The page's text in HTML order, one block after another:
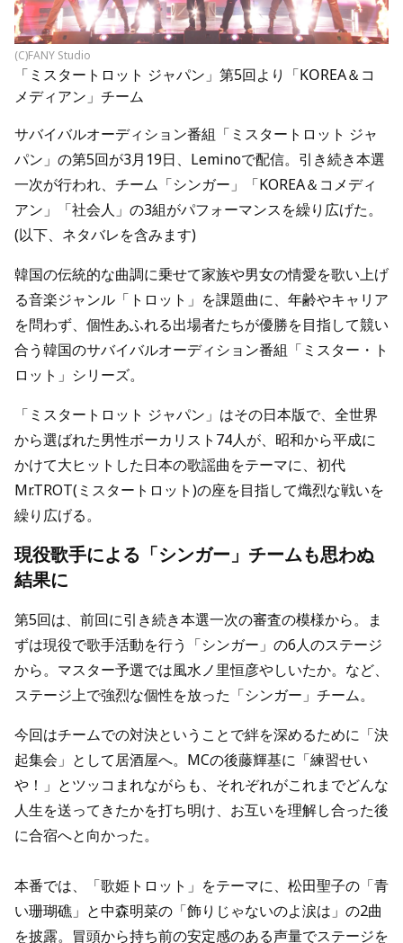
(C)FANY Studio
「ミスタートロット ジャパン」第5回より「KOREA＆コ
メディアン」チーム
サバイバルオーディション番組「ミスタートロット ジャ
パン」の第5回が3月19日、Leminoで配信。引き続き本選
一次が行われ、チーム「シンガー」「KOREA＆コメディ
アン」「社会人」の3組がパフォーマンスを繰り広げた。
(以下、ネタバレを含みます)
韓国の伝統的な曲調に乗せて家族や男女の情愛を歌い上げ
る音楽ジャンル「トロット」を課題曲に、年齢やキャリア
を問わず、個性あふれる出場者たちが優勝を目指して競い
合う韓国のサバイバルオーディション番組「ミスター・ト
ロット」シリーズ。
「ミスタートロット ジャパン」はその日本版で、全世界
から選ばれた男性ボーカリスト74人が、昭和から平成に
かけて大ヒットした日本の歌謡曲をテーマに、初代
Mr.TROT(ミスタートロット)の座を目指して熾烈な戦いを
繰り広げる。
現役歌手による「シンガー」チームも思わぬ
結果に
第5回は、前回に引き続き本選一次の審査の模様から。ま
ずは現役で歌手活動を行う「シンガー」の6人のステージ
から。マスター予選では風水ノ里恒彦やしいたか。など、
ステージ上で強烈な個性を放った「シンガー」チーム。
今回はチームでの対決ということで絆を深めるために「決
起集会」として居酒屋へ。MCの後藤輝基に「練習せい
や！」とツッコまれながらも、それぞれがこれまでどんな
人生を送ってきたかを打ち明け、お互いを理解し合った後
に合宿へと向かった。
本番では、「歌姫トロット」をテーマに、松田聖子の「青
い珊瑚礁」と中森明菜の「飾りじゃないのよ涙は」の2曲
を披露。冒頭から持ち前の安定感のある声量でステージを